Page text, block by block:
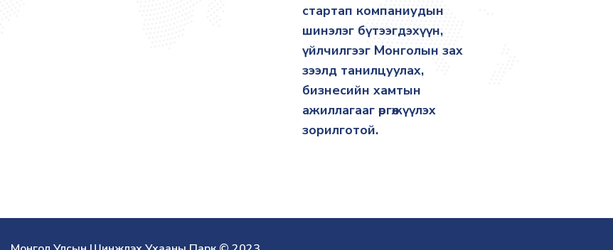
стартап компаниудын
шинэлэг бүтээгдэхүүн,
үйлчилгээг Монголын зах
зээлд танилцуулах,
бизнесийн хамтын
ажиллагааг өргөжүүлэх
зорилготой.